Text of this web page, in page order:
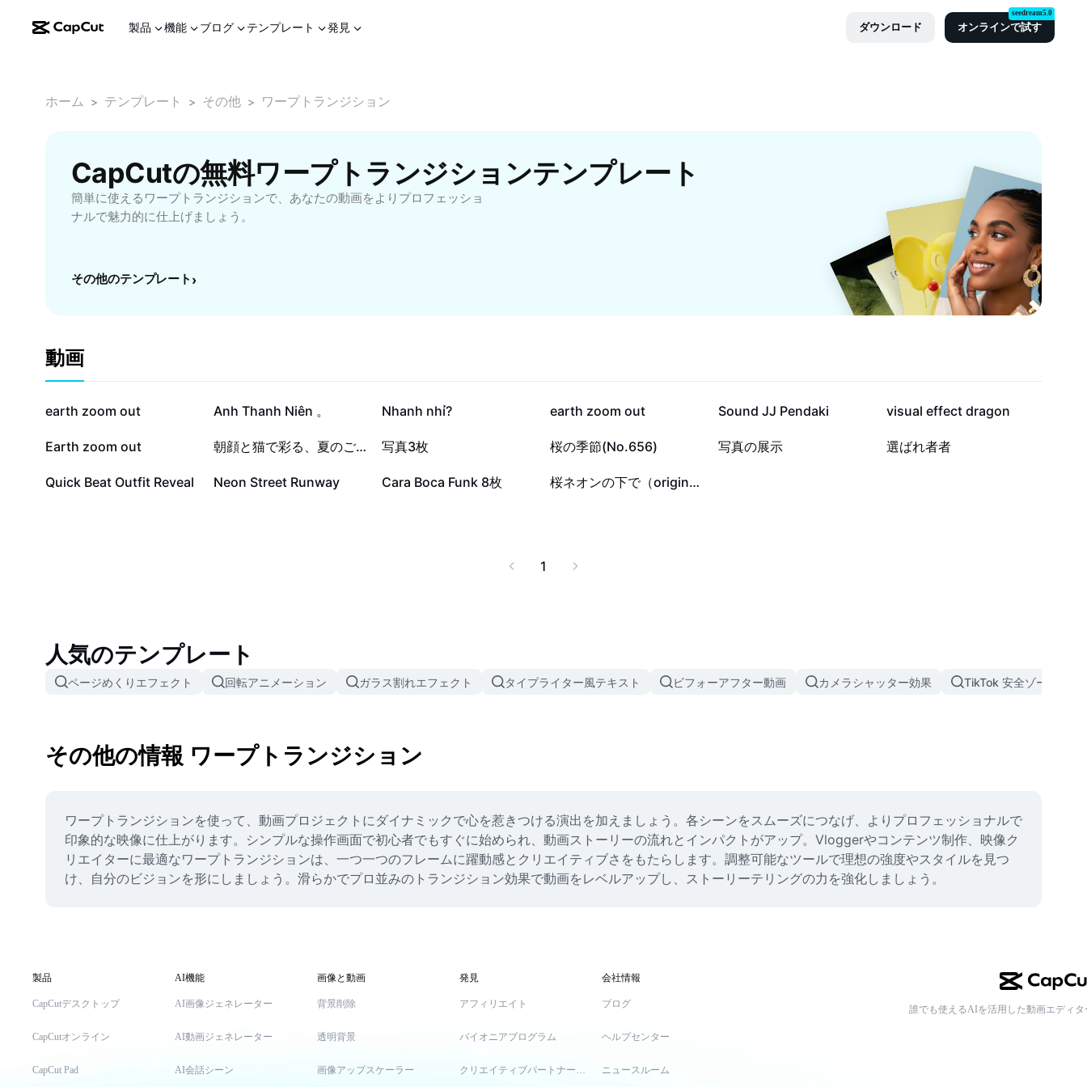
製品 機能 ブログ テンプレート 発見 ダウンロード オンラインで試す
seedream5.0
ホーム > テンプレート > その他 > ワープトランジション
CapCutの無料ワープトランジションテンプレート
簡単に使えるワープトランジションで、あなたの動画をよりプロフェッショ
ナルで魅力的に仕上げましょう。
その他のテンプレート ›
動画
10万
earth zoom out 8.5万
Anh Thanh Niên 。 1.9万
Nhanh nhỉ? 3854
earth zoom out 3851
Sound JJ Pendaki 893
visual effect dragon
45
Earth zoom out 20 朝顔と猫で彩る、夏のごあいさつ 17
写真3枚 15
桜の季節(No.656) 8
写真の展示 6
選ばれ者者
5
Quick Beat Outfit Reveal 4
Neon Street Runway 2
Cara Boca Funk 8枚 0 桜ネオンの下で（original曲）
1
人気のテンプレート
ページめくりエフェクト 回転アニメーション ガラス割れエフェクト タイプライター風テキスト ビフォーアフター動画 カメラシャッター効果 TikTok 安全ゾーン テ
その他の情報 ワープトランジション
ワープトランジションを使って、動画プロジェクトにダイナミックで心を惹きつける演出を加えましょう。各シーンをスムーズにつなげ、よりプロフェッショナルで
印象的な映像に仕上がります。シンプルな操作画面で初心者でもすぐに始められ、動画ストーリーの流れとインパクトがアップ。Vloggerやコンテンツ制作、映像ク
リエイターに最適なワープトランジションは、一つ一つのフレームに躍動感とクリエイティブさをもたらします。調整可能なツールで理想の強度やスタイルを見つ
け、自分のビジョンを形にしましょう。滑らかでプロ並みのトランジション効果で動画をレベルアップし、ストーリーテリングの力を強化しましょう。
製品
CapCutデスクトップ
CapCutオンライン
CapCut Pad
AI機能
AI画像ジェネレーター
AI動画ジェネレーター
AI会話シーン
画像と動画
背景削除
透明背景
画像アップスケーラー
発見
アフィリエイト
パイオニアプログラム
クリエイティブパートナープログラム
会社情報
ブログ
ヘルプセンター
ニュースルーム
誰でも使えるAIを活用した動画エディタ